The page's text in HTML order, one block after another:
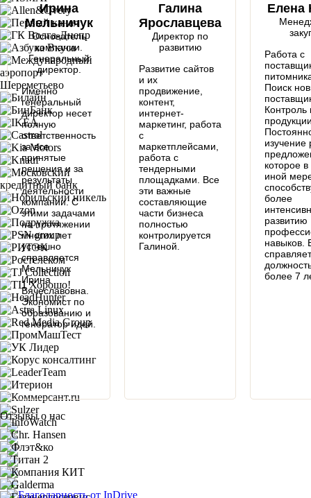
Ирина
Мельничук
Основатель
компании.
Генеральный
директор.
Именно
генеральный
директор несет
полную
ответственность
за все
принятые
решения и за
результаты
деятельности
компании. С
этими задачами
на протяжении
многих лет
успешно
справляется
Мельничук
Ирина
Вячеславовна.
Экономист по
образованию и
генератор идей.
Галина
Ярославцева
Директор по
развитию
Развитие сайтов
и их
продвижение,
контент,
интернет-
маркетинг, работа
с
маркетплейсами,
работа с
тендерными
площадками. Все
эти важные
составляющие
части бизнеса
полностью
контролируется
Галиной.
Елена
Работа с
Поиск
Контроль
изучение
которое
иной
более
развитию
навыков.
более 7
Отзывы о нас